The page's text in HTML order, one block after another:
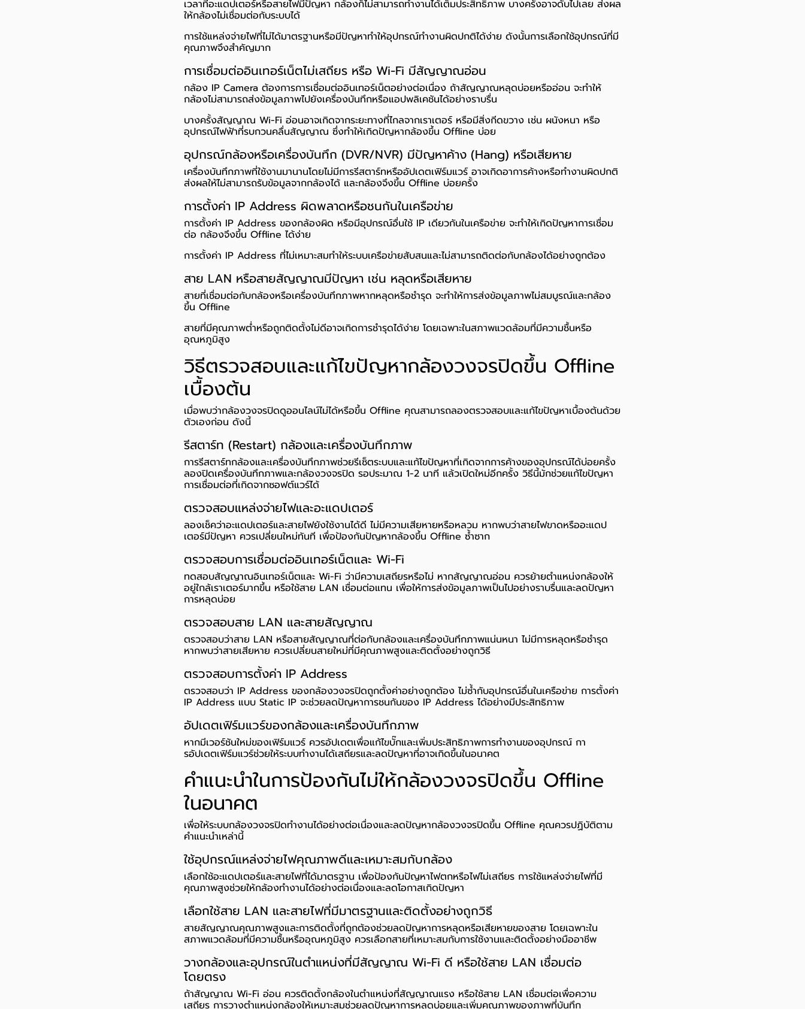
เวลาที่อะแดปเตอร์หรือสายไฟมีปัญหา กล้องก็ไม่สามารถทำงานได้เต็มประสิทธิภาพ บางครั้งอาจดับไปเลย ส่งผล
ให้กล้องไม่เชื่อมต่อกับระบบได้
การใช้แหล่งจ่ายไฟที่ไม่ได้มาตรฐานหรือมีปัญหาทำให้อุปกรณ์ทำงานผิดปกติได้ง่าย ดังนั้นการเลือกใช้อุปกรณ์ที่มี
คุณภาพจึงสำคัญมาก
การเชื่อมต่ออินเทอร์เน็ตไม่เสถียร หรือ Wi-Fi มีสัญญาณอ่อน
กล้อง IP Camera ต้องการการเชื่อมต่ออินเทอร์เน็ตอย่างต่อเนื่อง ถ้าสัญญาณหลุดบ่อยหรืออ่อน จะทำให้
กล้องไม่สามารถส่งข้อมูลภาพไปยังเครื่องบันทึกหรือแอปพลิเคชันได้อย่างราบรื่น
บางครั้งสัญญาณ Wi-Fi อ่อนอาจเกิดจากระยะทางที่ไกลจากเราเตอร์ หรือมีสิ่งกีดขวาง เช่น ผนังหนา หรือ
อุปกรณ์ไฟฟ้าที่รบกวนคลื่นสัญญาณ ซึ่งทำให้เกิดปัญหากล้องขึ้น Offline บ่อย
อุปกรณ์กล้องหรือเครื่องบันทึก (DVR/NVR) มีปัญหาค้าง (Hang) หรือเสียหาย
เครื่องบันทึกภาพที่ใช้งานมานานโดยไม่มีการรีสตาร์ทหรืออัปเดตเฟิร์มแวร์ อาจเกิดอาการค้างหรือทำงานผิดปกติ
ส่งผลให้ไม่สามารถรับข้อมูลจากกล้องได้ และกล้องจึงขึ้น Offline บ่อยครั้ง
การตั้งค่า IP Address ผิดพลาดหรือชนกันในเครือข่าย
การตั้งค่า IP Address ของกล้องผิด หรือมีอุปกรณ์อื่นใช้ IP เดียวกันในเครือข่าย จะทำให้เกิดปัญหาการเชื่อม
ต่อ กล้องจึงขึ้น Offline ได้ง่าย
การตั้งค่า IP Address ที่ไม่เหมาะสมทำให้ระบบเครือข่ายสับสนและไม่สามารถติดต่อกับกล้องได้อย่างถูกต้อง
สาย LAN หรือสายสัญญาณมีปัญหา เช่น หลุดหรือเสียหาย
สายที่เชื่อมต่อกับกล้องหรือเครื่องบันทึกภาพหากหลุดหรือชำรุด จะทำให้การส่งข้อมูลภาพไม่สมบูรณ์และกล้อง
ขึ้น Offline
สายที่มีคุณภาพต่ำหรือถูกติดตั้งไม่ดีอาจเกิดการชำรุดได้ง่าย โดยเฉพาะในสภาพแวดล้อมที่มีความชื้นหรือ
อุณหภูมิสูง
วิธีตรวจสอบและแก้ไขปัญหากล้องวงจรปิดขึ้น Offline
เบื้องต้น
เมื่อพบว่ากล้องวงจรปิดดูออนไลน์ไม่ได้หรือขึ้น Offline คุณสามารถลองตรวจสอบและแก้ไขปัญหาเบื้องต้นด้วย
ตัวเองก่อน ดังนี้
รีสตาร์ท (Restart) กล้องและเครื่องบันทึกภาพ
การรีสตาร์ทกล้องและเครื่องบันทึกภาพช่วยรีเซ็ตระบบและแก้ไขปัญหาที่เกิดจากการค้างของอุปกรณ์ได้บ่อยครั้ง
ลองปิดเครื่องบันทึกภาพและกล้องวงจรปิด รอประมาณ 1-2 นาที แล้วเปิดใหม่อีกครั้ง วิธีนี้มักช่วยแก้ไขปัญหา
การเชื่อมต่อที่เกิดจากซอฟต์แวร์ได้
ตรวจสอบแหล่งจ่ายไฟและอะแดปเตอร์
ลองเช็คว่าอะแดปเตอร์และสายไฟยังใช้งานได้ดี ไม่มีความเสียหายหรือหลวม หากพบว่าสายไฟขาดหรืออะแดป
เตอร์มีปัญหา ควรเปลี่ยนใหม่ทันที เพื่อป้องกันปัญหากล้องขึ้น Offline ซ้ำซาก
ตรวจสอบการเชื่อมต่ออินเทอร์เน็ตและ Wi-Fi
ทดสอบสัญญาณอินเทอร์เน็ตและ Wi-Fi ว่ามีความเสถียรหรือไม่ หากสัญญาณอ่อน ควรย้ายตำแหน่งกล้องให้
อยู่ใกล้เราเตอร์มากขึ้น หรือใช้สาย LAN เชื่อมต่อแทน เพื่อให้การส่งข้อมูลภาพเป็นไปอย่างราบรื่นและลดปัญหา
การหลุดบ่อย
ตรวจสอบสาย LAN และสายสัญญาณ
ตรวจสอบว่าสาย LAN หรือสายสัญญาณที่ต่อกับกล้องและเครื่องบันทึกภาพแน่นหนา ไม่มีการหลุดหรือชำรุด
หากพบว่าสายเสียหาย ควรเปลี่ยนสายใหม่ที่มีคุณภาพสูงและติดตั้งอย่างถูกวิธี
ตรวจสอบการตั้งค่า IP Address
ตรวจสอบว่า IP Address ของกล้องวงจรปิดถูกตั้งค่าอย่างถูกต้อง ไม่ซ้ำกับอุปกรณ์อื่นในเครือข่าย การตั้งค่า
IP Address แบบ Static IP จะช่วยลดปัญหาการชนกันของ IP Address ได้อย่างมีประสิทธิภาพ
อัปเดตเฟิร์มแวร์ของกล้องและเครื่องบันทึกภาพ
หากมีเวอร์ชันใหม่ของเฟิร์มแวร์ ควรอัปเดตเพื่อแก้ไขบั๊กและเพิ่มประสิทธิภาพการทำงานของอุปกรณ์ กา
รอัปเดตเฟิร์มแวร์ช่วยให้ระบบทำงานได้เสถียรและลดปัญหาที่อาจเกิดขึ้นในอนาคต
คำแนะนำในการป้องกันไม่ให้กล้องวงจรปิดขึ้น Offline
ในอนาคต
เพื่อให้ระบบกล้องวงจรปิดทำงานได้อย่างต่อเนื่องและลดปัญหากล้องวงจรปิดขึ้น Offline คุณควรปฏิบัติตาม
คำแนะนำเหล่านี้
ใช้อุปกรณ์แหล่งจ่ายไฟคุณภาพดีและเหมาะสมกับกล้อง
เลือกใช้อะแดปเตอร์และสายไฟที่ได้มาตรฐาน เพื่อป้องกันปัญหาไฟตกหรือไฟไม่เสถียร การใช้แหล่งจ่ายไฟที่มี
คุณภาพสูงช่วยให้กล้องทำงานได้อย่างต่อเนื่องและลดโอกาสเกิดปัญหา
เลือกใช้สาย LAN และสายไฟที่มีมาตรฐานและติดตั้งอย่างถูกวิธี
สายสัญญาณคุณภาพสูงและการติดตั้งที่ถูกต้องช่วยลดปัญหาการหลุดหรือเสียหายของสาย โดยเฉพาะใน
สภาพแวดล้อมที่มีความชื้นหรืออุณหภูมิสูง ควรเลือกสายที่เหมาะสมกับการใช้งานและติดตั้งอย่างมืออาชีพ
วางกล้องและอุปกรณ์ในตำแหน่งที่มีสัญญาณ Wi-Fi ดี หรือใช้สาย LAN เชื่อมต่อ
โดยตรง
ถ้าสัญญาณ Wi-Fi อ่อน ควรติดตั้งกล้องในตำแหน่งที่สัญญาณแรง หรือใช้สาย LAN เชื่อมต่อเพื่อความ
เสถียร การวางตำแหน่งกล้องให้เหมาะสมช่วยลดปัญหาการหลุดบ่อยและเพิ่มคุณภาพของภาพที่บันทึก